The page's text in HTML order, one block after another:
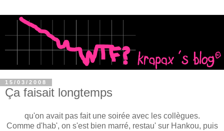
15/03/2008
Ça faisait longtemps
qu'on avait pas fait une soirée avec les collègues.
Comme d'hab', on s'est bien marré, restau' sur Hankou, puis